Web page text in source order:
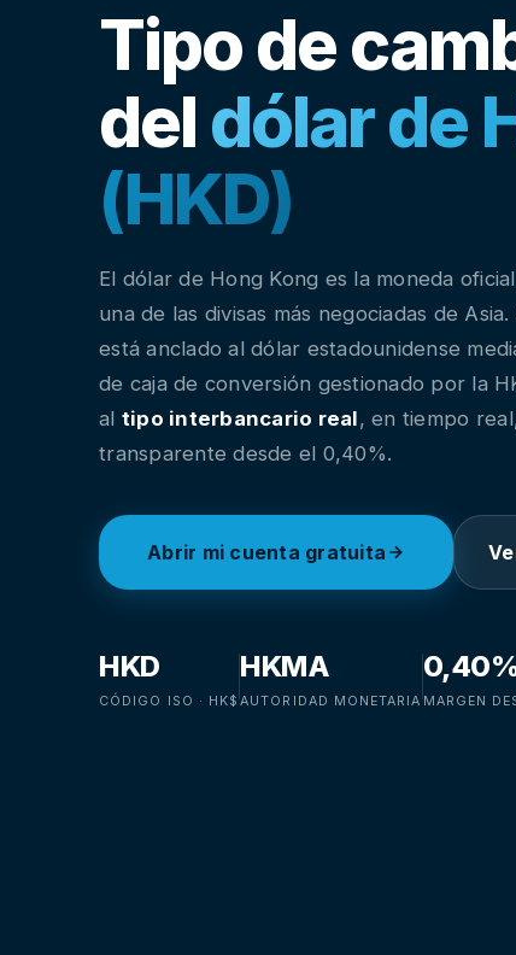
Tipo de
del dólar de
(HKD)
El dólar de Hong Kong es la moneda
una de las divisas más negociadas de
está anclado al dólar estadounidense
de caja de conversión gestionado por la
al tipo interbancario real, en tiempo
transparente desde el 0,40%.
Abrir mi cuenta gratuita
HKD
CÓDIGO ISO · HK$
HKMA
AUTORIDAD MONETARIAMARGEN